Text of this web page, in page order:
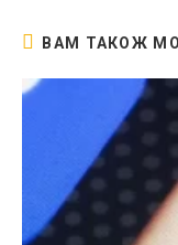
ВАМ ТАКОЖ